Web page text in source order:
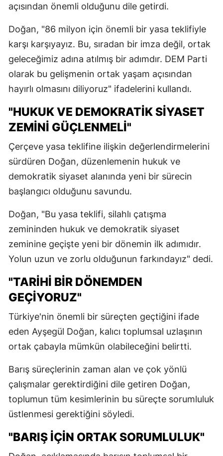
açısından önemli olduğunu dile getirdi.
Doğan, "86 milyon için önemli bir yasa teklifiyle
karşı karşıyayız. Bu, sıradan bir imza değil, ortak
geleceğimiz adına atılmış bir adımdır. DEM Parti
olarak bu gelişmenin ortak yaşam açısından
hayırlı olmasını diliyoruz" ifadelerini kullandı.
"HUKUK VE DEMOKRATİK SİYASET
ZEMİNİ GÜÇLENMELİ"
Çerçeve yasa teklifine ilişkin değerlendirmelerini
sürdüren Doğan, düzenlemenin hukuk ve
demokratik siyaset alanında yeni bir sürecin
başlangıcı olduğunu savundu.
Doğan, "Bu yasa teklifi, silahlı çatışma
zemininden hukuk ve demokratik siyaset
zeminine geçişte yeni bir dönemin ilk adımıdır.
Yolun uzun ve zorlu olduğunun farkındayız" dedi.
"TARİHİ BİR DÖNEMDEN
GEÇİYORUZ"
Türkiye'nin önemli bir süreçten geçtiğini ifade
eden Ayşegül Doğan, kalıcı toplumsal uzlaşının
ortak çabayla mümkün olabileceğini belirtti.
Barış süreçlerinin zaman alan ve çok yönlü
çalışmalar gerektirdiğini dile getiren Doğan,
toplumun tüm kesimlerinin bu süreçte sorumluluk
üstlenmesi gerektiğini söyledi.
"BARIŞ İÇİN ORTAK SORUMLULUK"